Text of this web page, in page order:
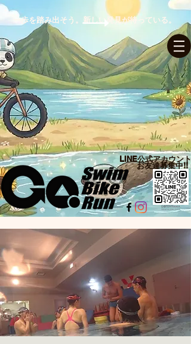
ログイン
一歩を踏み出そう。新しい発見が待っている。
LINE公式アカウント​
お友達募集中!!